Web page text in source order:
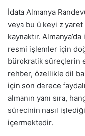
İdata Almanya
veya bu ülkeyi
kaynaktır.
resmi işlemler için
bürokratik süreçlerin
rehber, özellikle dil
için son derece
almanın yanı sıra,
sürecinin nasıl
içermektedir.